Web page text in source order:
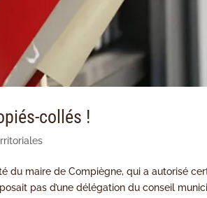
collés !
du maire de Compiègne, qui a autorisé
pas d’une délégation du conseil